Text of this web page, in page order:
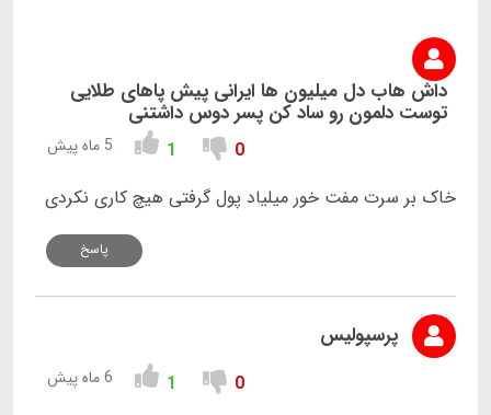
داش هاب دل میلیون ها ایرانی پیش پاهای طلایی
توست دلمون رو ساد کن پسر دوس داشتنی
0
1 5 ماه پیش
خاک بر سرت مفت خور میلیاد پول گرفتی هیچ کاری نکردی
پاسخ
پرسپولیس
0
1 6 ماه پیش